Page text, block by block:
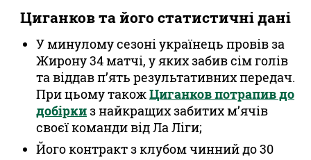
Циганков та його статистичні дані
У минулому сезоні українець провів за
Жирону 34 матчі, у яких забив сім голів
та віддав п’ять результативних передач.
При цьому такожЦиганков потрапив до
добіркиз найкращих забитих м’ячів
своєї команди від Ла Ліги;
Його контракт з клубом чинний до 30